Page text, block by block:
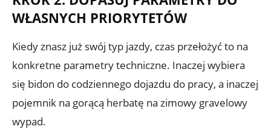
WŁASNYCH PRIORYTETÓW
Kiedy znasz już swój typ jazdy, czas przełożyć to na
konkretne parametry techniczne. Inaczej wybiera
się bidon do codziennego dojazdu do pracy, a inaczej
pojemnik na gorącą herbatę na zimowy gravelowy
wypad.